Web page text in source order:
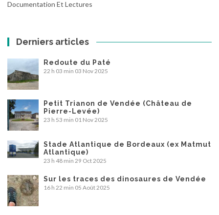
Documentation Et Lectures
Derniers articles
Redoute du Paté
22 h 03 min 03 Nov 2025
Petit Trianon de Vendée (Château de
Pierre-Levée)
23 h 53 min 01 Nov 2025
Stade Atlantique de Bordeaux (ex Matmut
Atlantique)
23 h 48 min 29 Oct 2025
Sur les traces des dinosaures de Vendée
16 h 22 min 05 Août 2025